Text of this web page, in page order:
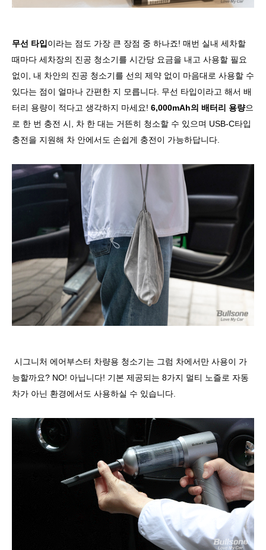
무선 타입이라는 점도 가장 큰 장점 중 하나죠! 매번 실내 세차할
때마다 세차장의 진공 청소기를 시간당 요금을 내고 사용할 필요
없이, 내 차안의 진공 청소기를 선의 제약 없이 마음대로 사용할 수
있다는 점이 얼마나 간편한 지 모릅니다. 무선 타입이라고 해서 배
터리 용량이 적다고 생각하지 마세요! 6,000mAh의 배터리 용량으
로 한 번 충전 시, 차 한 대는 거뜬히 청소할 수 있으며 USB-C타입
충전을 지원해 차 안에서도 손쉽게 충전이 가능하답니다.
시그니처 에어부스터 차량용 청소기는 그럼 차에서만 사용이 가
능할까요? NO! 아닙니다! 기본 제공되는 8가지 멀티 노즐로 자동
차가 아닌 환경에서도 사용하실 수 있습니다.